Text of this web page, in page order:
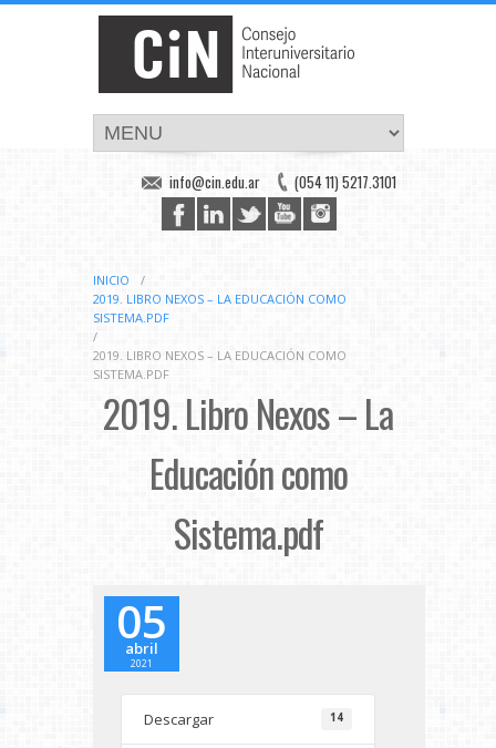
(054 11) 5217.3101
info@cin.edu.ar
INICIO
/
2019. LIBRO NEXOS – LA EDUCACIÓN COMO
SISTEMA.PDF
/
2019. LIBRO NEXOS – LA EDUCACIÓN COMO
SISTEMA.PDF
2019. Libro Nexos – La
Educación como
Sistema.pdf
05
abril
2021
Descargar 14